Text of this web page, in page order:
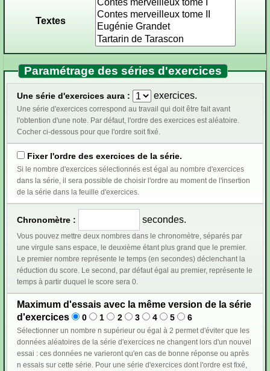
Textes
Paramétrage des séries d'exercices
Une série d'exercices aura : exercices.
Une série d'exercices correspond au travail qui doit être fait avant
l'obtention d'une note. Par défaut, l'ordre des exercices est aléatoire.
Cocher ci-dessous pour que l'ordre soit fixé.
Fixer l'ordre des exercices de la série.
Si le nombre d'exercices sélectionnés est égal au nombre d'exercices
dans la série, il sera possible de choisir l'ordre au moment de l'insertion
de la série dans la feuille d'exercices.
Chronomètre : secondes.
Vous pouvez mettre deux nombres dans le chronomètre, séparés par
une virgule sans espace, le deuxième étant plus grand que le premier.
Le premier nombre représente le temps (en secondes) déclenchant la
réduction du score. Le second, par défaut égal au premier, représente le
temps à partir duquel le score sera 0.
Maximum d'essais avec la même version de la série
d'exercices
0 1 2 3 4 5 6
Sélectionner un nombre n supérieur ou égal à 2 permet d'éviter que les
données aléatoires de la série d'exercices ne changent lors d'un nouvel
essai : ces données ne varieront qu'en cas de bonne réponse ou après
n essais sur cette série. Pour une série d'exercices dont l'ordre est fixé,